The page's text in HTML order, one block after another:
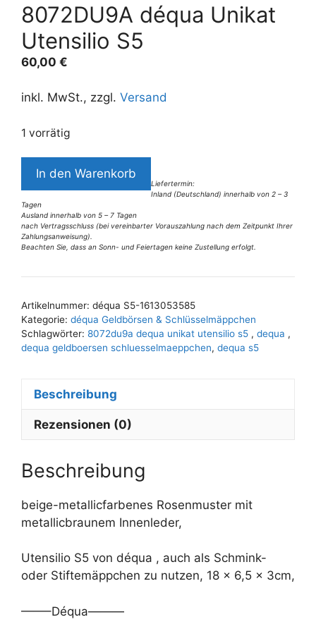
8072DU9A déqua Unikat
Utensilio S5
60,00 €
inkl. MwSt., zzgl. Versand
1 vorrätig
8072DU9A
déqua
Unikat
Utensilio
S5
Menge
In den Warenkorb
Liefertermin:
Inland (Deutschland) innerhalb von 2 – 3
Tagen
Ausland innerhalb von 5 – 7 Tagen
nach Vertragsschluss (bei vereinbarter Vorauszahlung nach dem Zeitpunkt Ihrer
Zahlungsanweisung).
Beachten Sie, dass an Sonn- und Feiertagen keine Zustellung erfolgt.
l
e
r
n
e
Artikelnummer: déqua S5-1613053585
Kategorie: déqua Geldbörsen & Schlüsselmäppchen
Schlagwörter: 8072du9a dequa unikat utensilio s5 , dequa ,
dequa geldboersen schluesselmaeppchen, dequa s5
Beschreibung
Rezensionen (0)
Beschreibung
beige-metallicfarbenes Rosenmuster mit
metallicbraunem Innenleder,
Utensilio S5 von déqua , auch als Schmink-
oder Stiftemäppchen zu nutzen, 18 x 6,5 x 3cm,
——–Déqua———